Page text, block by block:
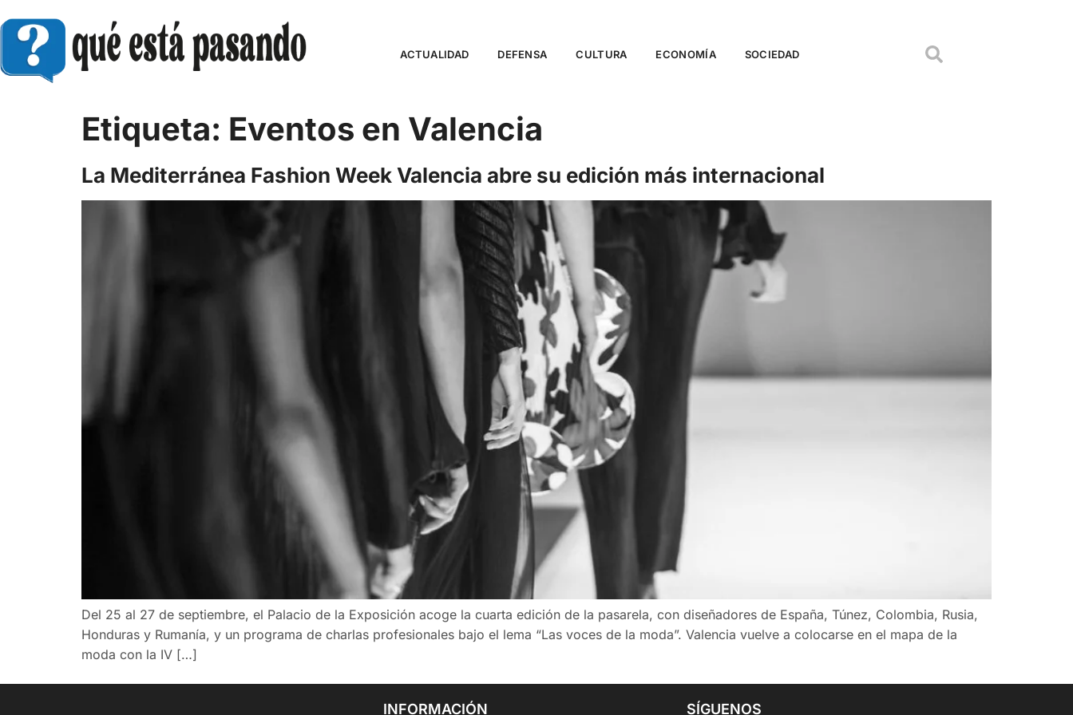
ACTUALIDAD DEFENSA CULTURA ECONOMÍA SOCIEDAD
Etiqueta: Eventos en Valencia
La Mediterránea Fashion Week Valencia abre su edición más internacional
Del 25 al 27 de septiembre, el Palacio de la Exposición acoge la cuarta edición de la pasarela, con diseñadores de España, Túnez, Colombia, Rusia,
Honduras y Rumanía, y un programa de charlas profesionales bajo el lema “Las voces de la moda”. Valencia vuelve a colocarse en el mapa de la
moda con la IV […]
INFORMACIÓN SÍGUENOS